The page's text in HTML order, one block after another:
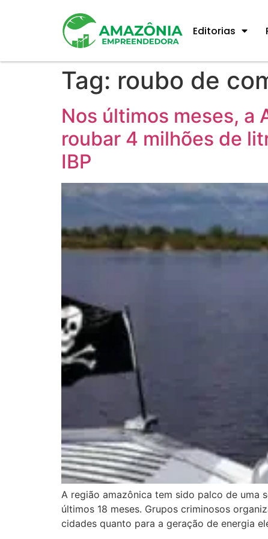
Editorias
Tag: roubo de
Nos últimos meses, a
roubar 4 milhões de
IBP
A região amazônica tem sido palco de uma
últimos 18 meses. Grupos criminosos
cidades quanto para a geração de energia